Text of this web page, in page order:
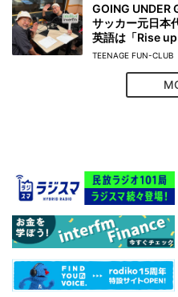
GOING UNDER
サッカー元日本
英語は「Rise
TEENAGE FUN-CLUB